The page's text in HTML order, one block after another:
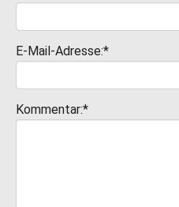
E-Mail-Adresse:*
Kommentar:*